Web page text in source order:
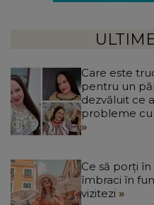
Care este
pentru un
dezvăluit ce
probleme cu
Ce să porți în
îmbraci în
vizitezi